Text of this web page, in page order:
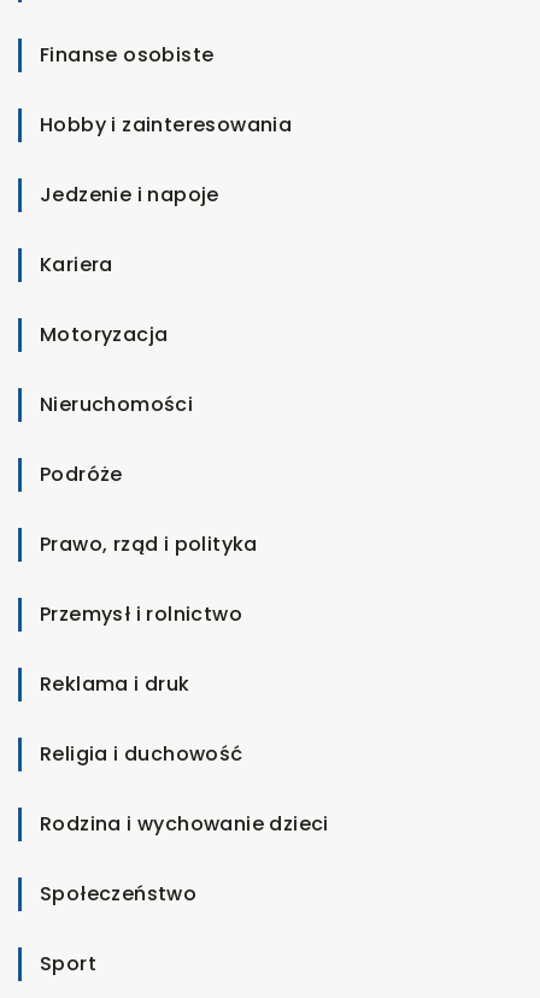
Finanse osobiste
Hobby i zainteresowania
Jedzenie i napoje
Kariera
Motoryzacja
Nieruchomości
Podróże
Prawo, rząd i polityka
Przemysł i rolnictwo
Reklama i druk
Religia i duchowość
Rodzina i wychowanie dzieci
Społeczeństwo
Sport